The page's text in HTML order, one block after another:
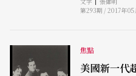
以「古典現代浪漫」
現全面立體的音樂詮
第293期 / 2017年05
焦點
美國新一代